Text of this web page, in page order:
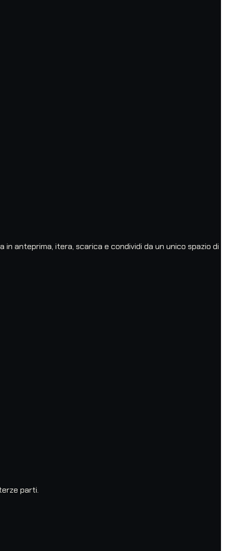
in anteprima, itera, scarica e condividi da un unico spazio di
parti.